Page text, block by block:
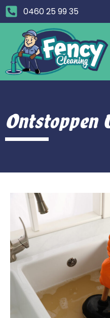
0460 25 99 35
Ontstoppen